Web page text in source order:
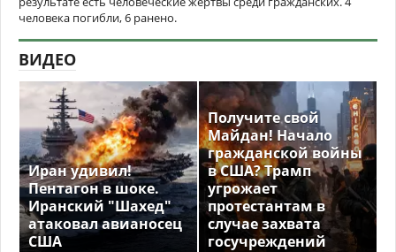
человека погибли, 6 ранено.
ВИДЕО
Иран удивил!
Пентагон в шоке.
Иранский "Шахед"
атаковал авианосец
США
Получите свой
Майдан! Начало
гражданской войны
в США? Трамп
угрожает
протестантам в
случае захвата
госучреждений